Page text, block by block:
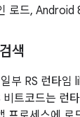
로드, Android
색
부 RS 런타임
비트코드는 런